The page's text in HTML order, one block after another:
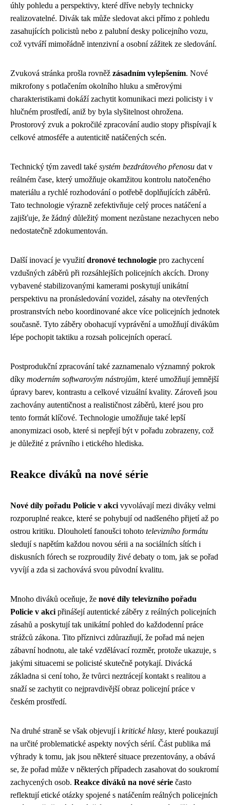
úhly pohledu a perspektivy, které dříve nebyly technicky
realizovatelné. Divák tak může sledovat akci přímo z pohledu
zasahujících policistů nebo z palubní desky policejního vozu,
což vytváří mimořádně intenzivní a osobní zážitek ze sledování.
Zvuková stránka prošla rovněž zásadním vylepšením. Nové
mikrofony s potlačením okolního hluku a směrovými
charakteristikami dokáží zachytit komunikaci mezi policisty i v
hlučném prostředí, aniž by byla slyšitelnost ohrožena.
Prostorový zvuk a pokročilé zpracování audio stopy přispívají k
celkové atmosféře a autenticitě natáčených scén.
Technický tým zavedl také systém bezdrátového přenosu dat v
reálném čase, který umožňuje okamžitou kontrolu natočeného
materiálu a rychlé rozhodování o potřebě doplňujících záběrů.
Tato technologie výrazně zefektivňuje celý proces natáčení a
zajišťuje, že žádný důležitý moment nezůstane nezachycen nebo
nedostatečně zdokumentován.
Další inovací je využitídronové technologie pro zachycení
vzdušných záběrů při rozsáhlejších policejních akcích. Drony
vybavené stabilizovanými kamerami poskytují unikátní
perspektivu na pronásledování vozidel, zásahy na otevřených
prostranstvích nebo koordinované akce více policejních jednotek
současně. Tyto záběry obohacují vyprávění a umožňují divákům
lépe pochopit taktiku a rozsah policejních operací.
Postprodukční zpracování také zaznamenalo významný pokrok
díky moderním softwarovým nástrojům, které umožňují jemnější
úpravy barev, kontrastu a celkové vizuální kvality. Zároveň jsou
zachovány autentičnost a realističnost záběrů, které jsou pro
tento formát klíčové. Technologie umožňuje také lepší
anonymizaci osob, které si nepřejí být v pořadu zobrazeny, což
je důležité z právního i etického hlediska.
Reakce diváků na nové série
Nové díly pořadu Policie v akci vyvolávají mezi diváky velmi
rozporuplné reakce, které se pohybují od nadšeného přijetí až po
ostrou kritiku. Dlouholetí fanoušci tohoto televizního formátu
sledují s napětím každou novou sérii a na sociálních sítích i
diskusních fórech se rozproudily živé debaty o tom, jak se pořad
vyvíjí a zda si zachovává svou původní kvalitu.
Mnoho diváků oceňuje, že nové díly televizního pořadu
Policie v akci přinášejí autentické záběry z reálných policejních
zásahů a poskytují tak unikátní pohled do každodenní práce
strážců zákona. Tito příznivci zdůrazňují, že pořad má nejen
zábavní hodnotu, ale také vzdělávací rozměr, protože ukazuje, s
jakými situacemi se policisté skutečně potykají. Divácká
základna si cení toho, že tvůrci neztrácejí kontakt s realitou a
snaží se zachytit co nejpravdivější obraz policejní práce v
českém prostředí.
Na druhé straně se však objevují i kritické hlasy, které poukazují
na určité problematické aspekty nových sérií. Část publika má
výhrady k tomu, jak jsou některé situace prezentovány, a obává
se, že pořad může v některých případech zasahovat do soukromí
zachycených osob. Reakce diváků na nové série často
reflektují etické otázky spojené s natáčením reálných policejních